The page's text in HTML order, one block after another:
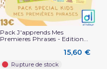
Pack J'apprends Mes
Premieres Phrases - Edition...
15,60 €
Rupture de stock